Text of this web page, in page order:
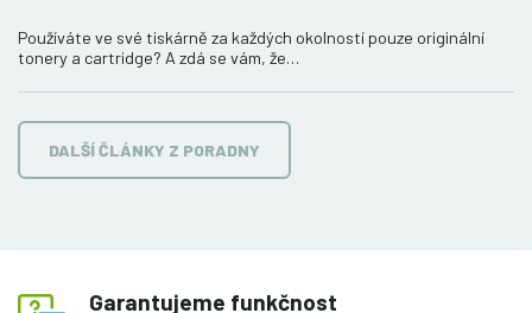
Používáte ve své tiskárně za každých okolností pouze originální
tonery a cartridge? A zdá se vám, že…
DALŠÍ ČLÁNKY Z PORADNY
Garantujeme funkčnost